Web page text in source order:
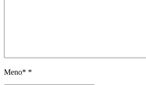
Meno* *